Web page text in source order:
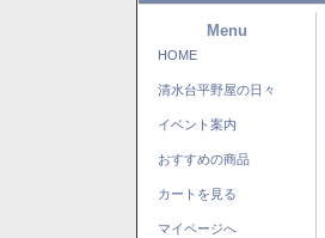
Menu
HOME
清水台平野屋の日々
イベント案内
おすすめの商品
カートを見る
マイページへ